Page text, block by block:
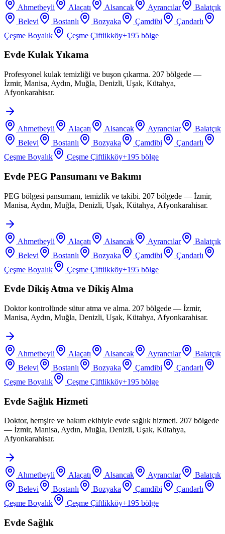
Ahmetbeyli Alaçatı Alsancak Ayrancılar
Balatçık
Belevi
Bostanlı Bozyaka Çamdibi
Çandarlı
Çeşme Boyalık
Çeşme Çiftlikköy+195 bölge
Evde Kulak Yıkama
Profesyonel kulak temizliği ve buşon çıkarma. 207 bölgede —
İzmir, Manisa, Aydın, Muğla, Denizli, Uşak, Kütahya,
Afyonkarahisar.
Ahmetbeyli Alaçatı Alsancak Ayrancılar
Balatçık
Belevi
Bostanlı Bozyaka Çamdibi
Çandarlı
Çeşme Boyalık
Çeşme Çiftlikköy+195 bölge
Evde PEG Pansumanı ve Bakımı
PEG bölgesi pansumanı, temizlik ve takibi. 207 bölgede — İzmir,
Manisa, Aydın, Muğla, Denizli, Uşak, Kütahya, Afyonkarahisar.
Ahmetbeyli Alaçatı Alsancak Ayrancılar
Balatçık
Belevi
Bostanlı Bozyaka Çamdibi
Çandarlı
Çeşme Boyalık
Çeşme Çiftlikköy+195 bölge
Evde Dikiş Atma ve Dikiş Alma
Doktor kontrolünde sütur atma ve alma. 207 bölgede — İzmir,
Manisa, Aydın, Muğla, Denizli, Uşak, Kütahya, Afyonkarahisar.
Ahmetbeyli Alaçatı Alsancak Ayrancılar
Balatçık
Belevi
Bostanlı Bozyaka Çamdibi
Çandarlı
Çeşme Boyalık
Çeşme Çiftlikköy+195 bölge
Evde Sağlık Hizmeti
Doktor, hemşire ve bakım ekibiyle evde sağlık hizmeti. 207 bölgede
— İzmir, Manisa, Aydın, Muğla, Denizli, Uşak, Kütahya,
Afyonkarahisar.
Ahmetbeyli Alaçatı Alsancak Ayrancılar
Balatçık
Belevi
Bostanlı Bozyaka Çamdibi
Çandarlı
Çeşme Boyalık
Çeşme Çiftlikköy+195 bölge
Evde Sağlık